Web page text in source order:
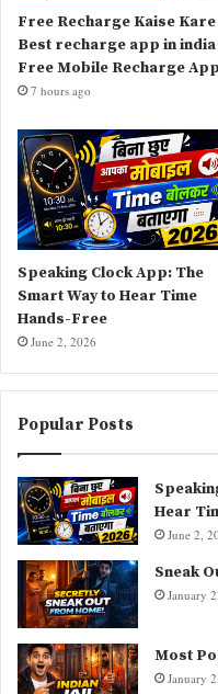
Free Recharge Kaise Kare |
Best recharge app in india |
Free Mobile Recharge App
7 hours ago
Speaking Clock App: The
Smart Way to Hear Time
Hands-Free
June 2, 2026
Popular Posts
Hear
June 2,
Sneak
January
Most
January